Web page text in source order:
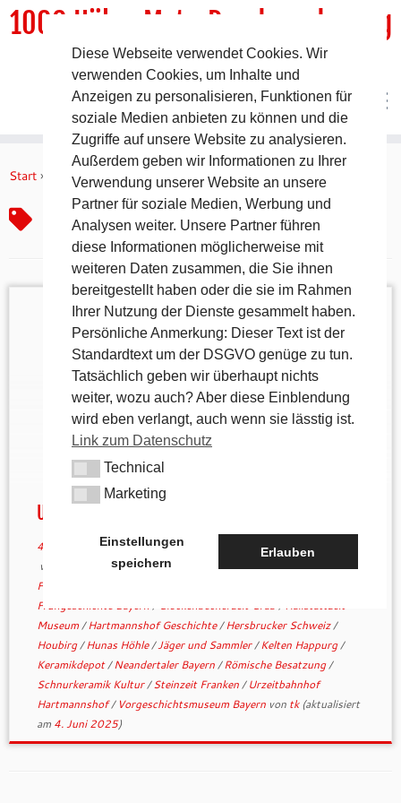
Inhalt
1000 HöhenMeterRundwanderweg
DER Rundwanderweg um Pommelsbrunn
Start » Hallstattzeit Museum
Hallstattzeit Museum
Urzeit zum Anfassen – Das Vorgeschichtsmuseum
im Bahnhof Hartmannshof Wenige Schritte vom
Wanderweg entfernt und trotzdem eine Reise durch
Jahrtausende: Das Vorgeschichtsmuseum im
Urzeitbahnhof Hartmannshof ist ein echtes Juwel
für alle, die beim Wandern auch gern in die Tiefe
der Geschichte blicken. Hier begegnet man nicht nur
Mammuts und Höhlenbären […]
Urzeitbahnhof Hartmannshof
4. Juni 2024inandere Wanderwege
Geschichtliches
verschlagwortetAltsteinzeit Funde /archäologische Region
Franken
Frühgeschichte Bayern / Glockenbecherzeit Grab / Hallstattzeit
Museum/Hartmannshof Geschichte/Hersbrucker Schweiz/
Houbirg/Hunas Höhle/Jäger und Sammler/Kelten Happurg/
Keramikdepot/Neandertaler Bayern/Römische Besatzung/
Schnurkeramik Kultur/Steinzeit Franken/Urzeitbahnhof
Hartmannshof/ Vorgeschichtsmuseum Bayern von tk(aktualisiert
am 4. Juni 2025)
Diese Webseite verwendet Cookies. Wir
verwenden Cookies, um Inhalte und
Anzeigen zu personalisieren, Funktionen für
soziale Medien anbieten zu können und die
Zugriffe auf unsere Website zu analysieren.
Außerdem geben wir Informationen zu Ihrer
Verwendung unserer Website an unsere
Partner für soziale Medien, Werbung und
Analysen weiter. Unsere Partner führen
diese Informationen möglicherweise mit
weiteren Daten zusammen, die Sie ihnen
bereitgestellt haben oder die sie im Rahmen
Ihrer Nutzung der Dienste gesammelt haben.
Persönliche Anmerkung: Dieser Text ist der
Standardtext um der DSGVO genüge zu tun.
Tatsächlich geben wir überhaupt nichts
weiter, wozu auch? Aber diese Einblendung
wird eben verlangt, auch wenn sie lässtig ist.
Link zum Datenschutz
TechnicalTechnical
MarketingMarketing
Einstellungen
speichern
Erlauben